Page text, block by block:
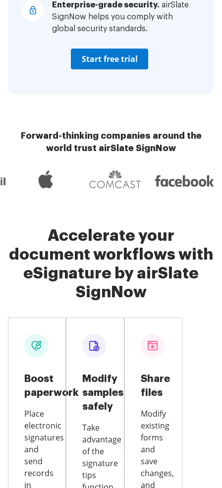
Enterprise-grade security. airSlate
SignNow helps you comply with
global security standards.
Start free trial
Forward-thinking companies around the
world trust airSlate SignNow
Accelerate your
document workflows with
eSignature by airSlate
SignNow
Boost
paperwork
Place
electronic
signatures
and
send
records
in
Modify
samples
safely
Take
advantage
of the
signature
tips
Share
files
Modify
existing
forms
and
save
changes,
and